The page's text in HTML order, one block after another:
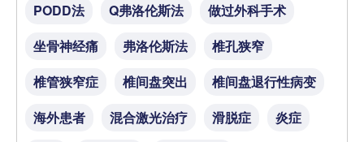
PODD法 Q弗洛伦斯法
做过外科手术
坐骨神经痛
弗洛伦斯法
椎孔狭窄
椎管狭窄症
椎间盘突出
椎间盘退行性病变
海外患者
混合激光治疗 滑脱症
炎症